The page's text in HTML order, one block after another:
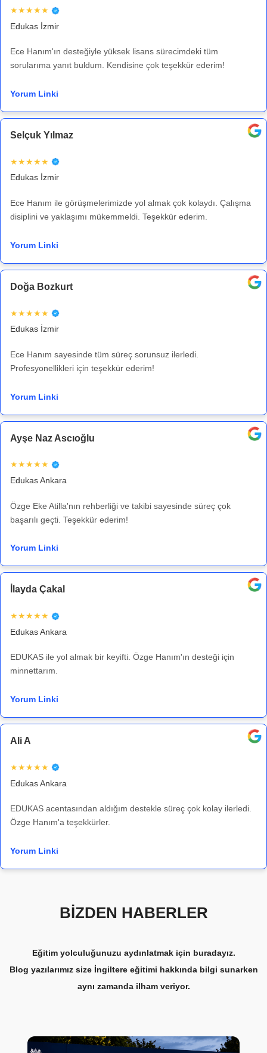
★★★★★
Edukas İzmir
Ece Hanım'ın desteğiyle yüksek lisans sürecimdeki tüm
sorularıma yanıt buldum. Kendisine çok teşekkür ederim!
Yorum Linki
Selçuk Yılmaz
★★★★★
Edukas İzmir
Ece Hanım ile görüşmelerimizde yol almak çok kolaydı. Çalışma
disiplini ve yaklaşımı mükemmeldi. Teşekkür ederim.
Yorum Linki
Doğa Bozkurt
★★★★★
Edukas İzmir
Ece Hanım sayesinde tüm süreç sorunsuz ilerledi.
Profesyonellikleri için teşekkür ederim!
Yorum Linki
Ayşe Naz Ascıoğlu
★★★★★
Edukas Ankara
Özge Eke Atilla'nın rehberliği ve takibi sayesinde süreç çok
başarılı geçti. Teşekkür ederim!
Yorum Linki
İlayda Çakal
★★★★★
Edukas Ankara
EDUKAS ile yol almak bir keyifti. Özge Hanım'ın desteği için
minnettarım.
Yorum Linki
Ali A
★★★★★
Edukas Ankara
EDUKAS acentasından aldığım destekle süreç çok kolay ilerledi.
Özge Hanım'a teşekkürler.
Yorum Linki
BİZDEN HABERLER
Eğitim yolculuğunuzu aydınlatmak için buradayız.
Blog yazılarımız size İngiltere eğitimi hakkında bilgi sunarken
aynı zamanda ilham veriyor.